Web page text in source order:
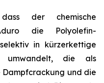
der chemische
die Polyolefin-
in kürzerkettige
umwandelt, die als
und die